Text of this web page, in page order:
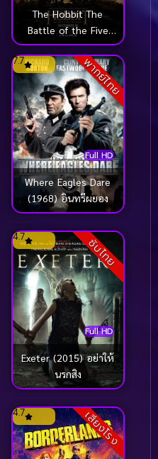
The Hobbit The
Battle of the Five
Armies (2014) เดอะ ฮ
อบบิท สงคราม 5 ทัพ
(ปีเตอร์ แจ็คสัน)พากย์ไทย
Full HD
7.7
Where Eagles Dare
(1968) อินทรีผยอง
ซับไทย
Full HD
4.7
Exeter (2015) อย่าให้
นรกสิง
เสียงโรง
4.7